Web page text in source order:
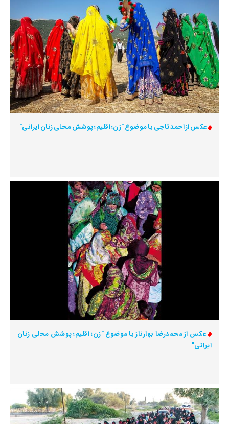
عکس از احمد تاجی با موضوع "زن؛ اقلیم؛ پوشش محلی زنان ایرانی"
عکس از محمدرضا بهارناز با موضوع "زن؛ اقلیم؛ پوشش محلی زنان
ایرانی"